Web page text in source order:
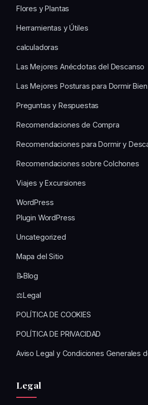
Flores y Plantas
Herramientas y Útiles
calculadoras
Las Mejores Anécdotas del Descanso
Las Mejores Posturas para Dormir Bien
Preguntas y Respuestas
Recomendaciones de Compra
Recomendaciones para Dormir y
Recomendaciones sobre Colchones
Viajes y Excursiones
WordPress
Plugin WordPress
Uncategorized
Mapa del Sitio
📝Blog
⚖️Legal
POLÍTICA DE COOKIES
POLÍTICA DE PRIVACIDAD
Aviso Legal y Condiciones Generales
Legal